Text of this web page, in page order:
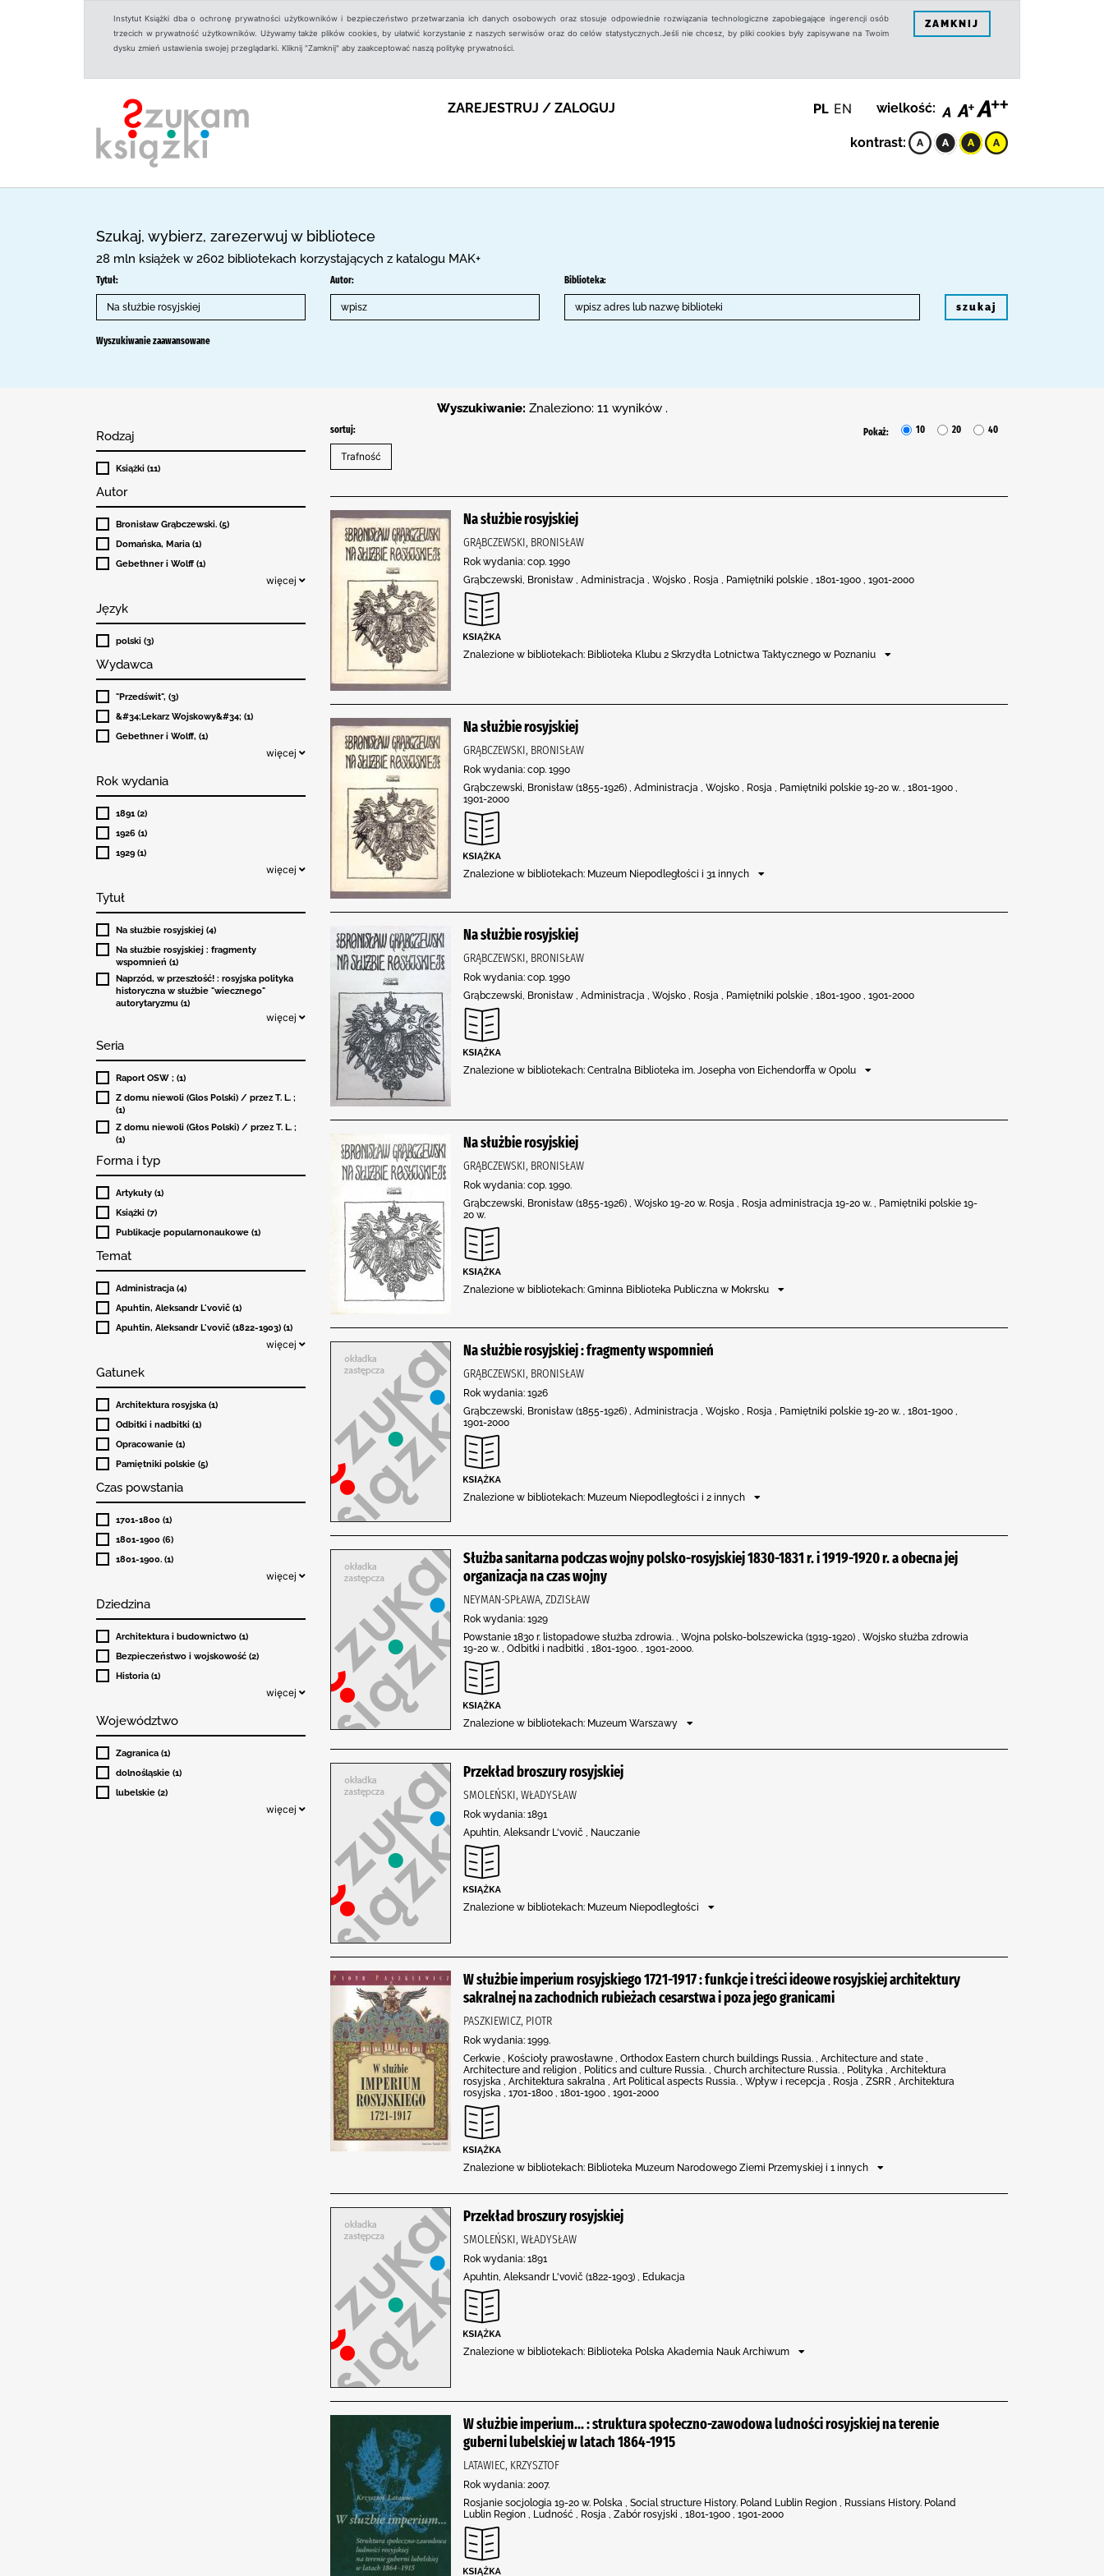
Instytut Książki dba o ochronę prywatności użytkowników i bezpieczeństwo przetwarzania ich danych osobowych oraz stosuje odpowiednie rozwiązania technologiczne zapobiegające ingerencji osób
trzecich w prywatność użytkowników. Używamy także plików cookies, by ułatwić korzystanie z naszych serwisów oraz do celów statystycznych.Jeśli nie chcesz, by pliki cookies były zapisywane na Twoim
dysku zmień ustawienia swojej przeglądarki. Kliknij "Zamknij" aby zaakceptować naszą politykę prywatności.
ZAMKNIJ
ZAREJESTRUJ / ZALOGUJ PL EN wielkość:
kontrast:
Szukaj, wybierz, zarezerwuj w bibliotece
28 mln książek w 2602 bibliotekach korzystających z katalogu MAK+
Tytuł: Autor: Biblioteka:
szukaj
Wyszukiwanie zaawansowane
Wyszukiwanie: Znaleziono: 11 wyników .
Rodzaj
Książki (11)
Autor
Bronisław Grąbczewski. (5)
Domańska, Maria (1)
Gebethner i Wolff (1)
więcej
Język
polski (3)
Wydawca
"Przedświt", (3)
&#34;Lekarz Wojskowy&#34; (1)
Gebethner i Wolff, (1)
więcej
Rok wydania
1891 (2)
1926 (1)
1929 (1)
więcej
Tytuł
Na służbie rosyjskiej (4)
Na służbie rosyjskiej : fragmenty
wspomnień (1)
Naprzód, w przeszłość! : rosyjska polityka
historyczna w służbie "wiecznego"
autorytaryzmu (1)
więcej
Seria
Raport OSW ; (1)
Z domu niewoli (Glos Polski) / przez T. L. ;
(1)
Z domu niewoli (Głos Polski) / przez T. L. ;
(1)
Forma i typ
Artykuły (1)
Książki (7)
Publikacje popularnonaukowe (1)
Temat
Administracja (4)
Apuhtin, Aleksandr L'vovič (1)
Apuhtin, Aleksandr L'vovič (1822-1903) (1)
więcej
Gatunek
Architektura rosyjska (1)
Odbitki i nadbitki (1)
Opracowanie (1)
Pamiętniki polskie (5)
Czas powstania
1701-1800 (1)
1801-1900 (6)
1801-1900. (1)
więcej
Dziedzina
Architektura i budownictwo (1)
Bezpieczeństwo i wojskowość (2)
Historia (1)
więcej
Województwo
Zagranica (1)
dolnośląskie (1)
lubelskie (2)
więcej
sortuj: Pokaż: 10 20 40
Na służbie rosyjskiej
GRĄBCZEWSKI, BRONISŁAW
Rok wydania: cop. 1990
Grąbczewski, Bronisław , Administracja , Wojsko , Rosja , Pamiętniki polskie , 1801-1900 , 1901-2000
Znalezione w bibliotekach: Biblioteka Klubu 2 Skrzydła Lotnictwa Taktycznego w Poznaniu
Na służbie rosyjskiej
GRĄBCZEWSKI, BRONISŁAW
Rok wydania: cop. 1990
Grąbczewski, Bronisław (1855-1926) , Administracja , Wojsko , Rosja , Pamiętniki polskie 19-20 w. , 1801-1900 ,
1901-2000
Znalezione w bibliotekach: Muzeum Niepodległości i 31 innych
Na służbie rosyjskiej
GRĄBCZEWSKI, BRONISŁAW
Rok wydania: cop. 1990
Grąbczewski, Bronisław , Administracja , Wojsko , Rosja , Pamiętniki polskie , 1801-1900 , 1901-2000
Znalezione w bibliotekach: Centralna Biblioteka im. Josepha von Eichendorffa w Opolu
Na służbie rosyjskiej
GRĄBCZEWSKI, BRONISŁAW
Rok wydania: cop. 1990.
Grąbczewski, Bronisław (1855-1926) , Wojsko 19-20 w. Rosja , Rosja administracja 19-20 w. , Pamiętniki polskie 19-
20 w.
Znalezione w bibliotekach: Gminna Biblioteka Publiczna w Mokrsku
Na służbie rosyjskiej : fragmenty wspomnień
GRĄBCZEWSKI, BRONISŁAW
Rok wydania: 1926
Grąbczewski, Bronisław (1855-1926) , Administracja , Wojsko , Rosja , Pamiętniki polskie 19-20 w. , 1801-1900 ,
1901-2000
Znalezione w bibliotekach: Muzeum Niepodległości i 2 innych
Służba sanitarna podczas wojny polsko-rosyjskiej 1830-1831 r. i 1919-1920 r. a obecna jej
organizacja na czas wojny
NEYMAN-SPŁAWA, ZDZISŁAW
Rok wydania: 1929
Powstanie 1830 r. listopadowe służba zdrowia. , Wojna polsko-bolszewicka (1919-1920) , Wojsko służba zdrowia
19-20 w. , Odbitki i nadbitki , 1801-1900. , 1901-2000.
Znalezione w bibliotekach: Muzeum Warszawy
Przekład broszury rosyjskiej
SMOLEŃSKI, WŁADYSŁAW
Rok wydania: 1891
Apuhtin, Aleksandr L'vovič , Nauczanie
Znalezione w bibliotekach: Muzeum Niepodległości
W służbie imperium rosyjskiego 1721-1917 : funkcje i treści ideowe rosyjskiej architektury
sakralnej na zachodnich rubieżach cesarstwa i poza jego granicami
PASZKIEWICZ, PIOTR
Rok wydania: 1999.
Cerkwie , Kościoły prawosławne , Orthodox Eastern church buildings Russia. , Architecture and state ,
Architecture and religion , Politics and culture Russia. , Church architecture Russia. , Polityka , Architektura
rosyjska , Architektura sakralna , Art Political aspects Russia. , Wpływ i recepcja , Rosja , ZSRR , Architektura
rosyjska , 1701-1800 , 1801-1900 , 1901-2000
Znalezione w bibliotekach: Biblioteka Muzeum Narodowego Ziemi Przemyskiej i 1 innych
Przekład broszury rosyjskiej
SMOLEŃSKI, WŁADYSŁAW
Rok wydania: 1891
Apuhtin, Aleksandr L'vovič (1822-1903) , Edukacja
Znalezione w bibliotekach: Biblioteka Polska Akademia Nauk Archiwum
W służbie imperium... : struktura społeczno-zawodowa ludności rosyjskiej na terenie
guberni lubelskiej w latach 1864-1915
LATAWIEC, KRZYSZTOF
Rok wydania: 2007.
Rosjanie socjologia 19-20 w. Polska , Social structure History. Poland Lublin Region , Russians History. Poland
Lublin Region , Ludność , Rosja , Zabór rosyjski , 1801-1900 , 1901-2000